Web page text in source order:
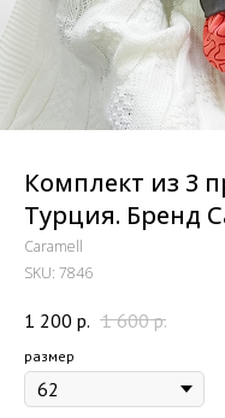
Комплект из 3
Турция. Бренд
Caramell
SKU: 7846
1 200 р. 1 600 р.
размер